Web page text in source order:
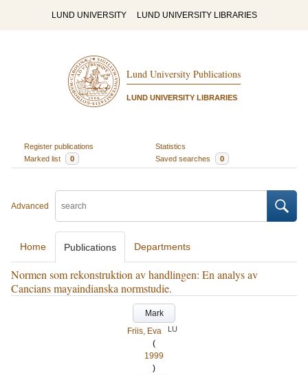
LUND UNIVERSITY LUND UNIVERSITY LIBRARIES
Lund University Publications
LUND UNIVERSITY LIBRARIES
Register publications
Statistics
Marked list
0 Saved searches 0
Advanced
Home Publications Departments
Normen som rekonstruktion av handlingen: En analys av
Cancians mayaindianska normstudie.
Mark
Friis, Eva
LU
(
1999
)